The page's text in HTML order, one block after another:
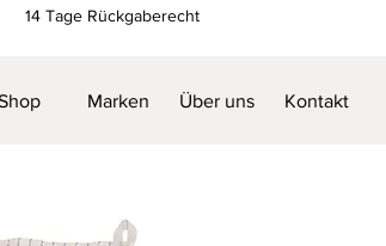
14 Tage Rückgaberecht
Marken Über uns Kontakt